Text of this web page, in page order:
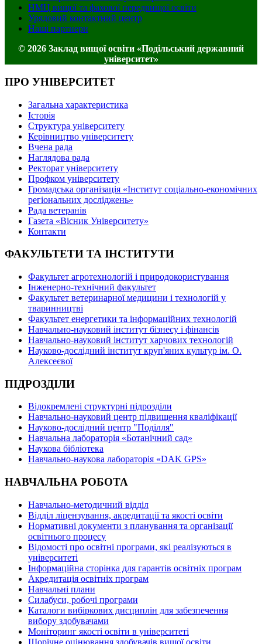
НМЦ вищої та фахової передвищої освіти
Урядовий контактний центр
Наші партнери
© 2026 Заклад вищої освіти «Подільський державний
університет»
ПРО УНІВЕРСИТЕТ
Загальна характеристика
Історія
Структура університету
Керівництво університету
Вчена рада
Наглядова рада
Ректорат університету
Профком університету
Громадська організація «Інститут соціально-економічних
регіональних досліджень»
Рада ветеранів
Газета «Вісник Університету»
Контакти
ФАКУЛЬТЕТИ ТА ІНСТИТУТИ
Факультет агротехнологій і природокористування
Інженерно-технічний факультет
Факультет ветеринарної медицини і технологій у
тваринництві
Факультет енергетики та інформаційних технологій
Навчально-науковий інститут бізнесу і фінансів
Навчально-науковий інститут харчових технологій
Науково-дослідний інститут круп'яних культур ім. О.
Алексеєвої
ПІДРОЗДІЛИ
Відокремлені структурні підрозділи
Навчально-науковий центр підвищення кваліфікації
Науково-дослідний центр "Поділля"
Навчальна лабораторія «Ботанічний сад»
Наукова бібліотека
Навчально-наукова лабораторія «DAK GPS»
НАВЧАЛЬНА РОБОТА
Навчально-методичний відділ
Відділ ліцензування, акредитації та якості освіти
Нормативні документи з планування та організації
освітнього процесу
Відомості про освітні програми, які реалізуються в
університеті
Інформаційна сторінка для гарантів освітніх програм
Акредитація освітніх програм
Навчальні плани
Силабуси, робочі програми
Каталоги вибіркових дисциплін для забезпечення
вибору здобувачами
Моніторинг якості освіти в університеті
Щорічне оцінювання здобувачів вищої освіти